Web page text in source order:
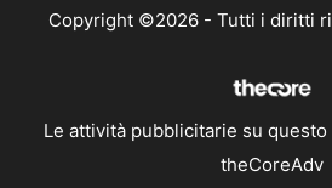
Copyright ©2026 - Tutti i diritti
Le attività pubblicitarie su
theCoreAdv